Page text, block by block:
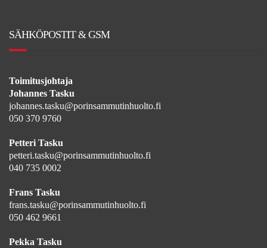
SÄHKÖPOSTIT & GSM
Toimitusjohtaja
Johannes Tasku
johannes.tasku@porinsammutinhuolto.fi
050 370 9760
Petteri Tasku
petteri.tasku@porinsammutinhuolto.fi
040 735 0002
Frans Tasku
frans.tasku@porinsammutinhuolto.fi
050 462 9661
Pekka Tasku